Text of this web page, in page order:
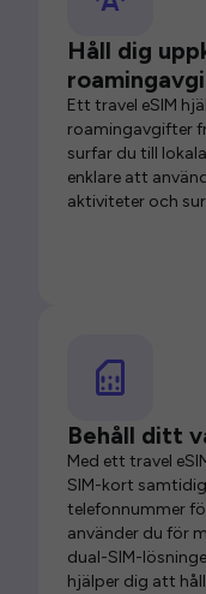
Håll dig
Ett travel eSIM
roamingavgifter
surfar du till
enklare att
aktiviteter och
Behåll ditt
Med ett travel
SIM-kort
telefonnummer
använder du för
dual-SIM-
hjälper dig att